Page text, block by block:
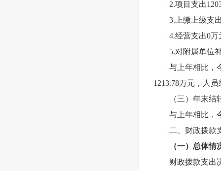
2.项目支出
3. 上缴上级支
4.经营支出0万
5.对附属单位
与上年相比，
1213.78万元，人
（三）年末结
与上年相比，
二、财政拨款
（一）总体情
财政拨款支出